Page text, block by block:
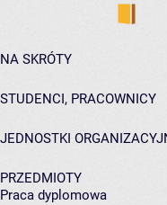
NA SKRÓTY
STUDENCI, PRACOWNICY
JEDNOSTKI
PRZEDMIOTY
Praca dyplomowa